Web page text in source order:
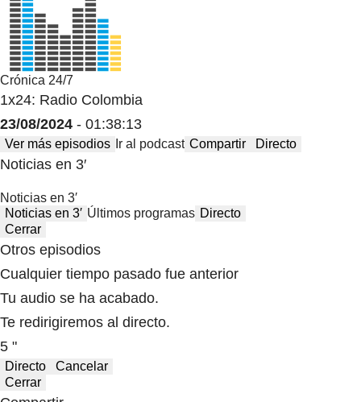
Crónica 24/7
1x24: Radio Colombia
23/08/2024 - 01:38:13
Ver más episodios Ir al podcast Compartir Directo
Noticias en 3′
Noticias en 3′
Noticias en 3′ Últimos programas Directo
Cerrar
Otros episodios
Cualquier tiempo pasado fue anterior
Tu audio se ha acabado.
Te redirigiremos al directo.
5 "
Directo
Cancelar
Cerrar